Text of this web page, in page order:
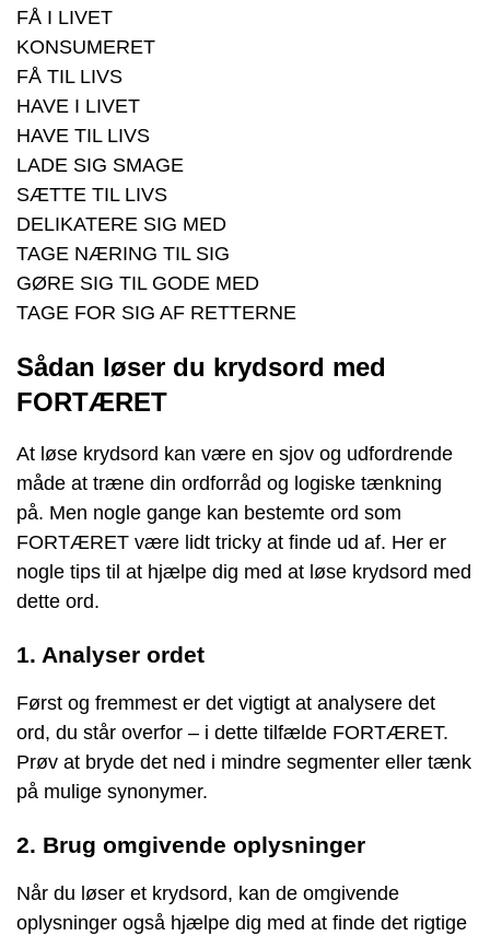
FÅ I LIVET
KONSUMERET
FÅ TIL LIVS
HAVE I LIVET
HAVE TIL LIVS
LADE SIG SMAGE
SÆTTE TIL LIVS
DELIKATERE SIG MED
TAGE NÆRING TIL SIG
GØRE SIG TIL GODE MED
TAGE FOR SIG AF RETTERNE
Sådan løser du krydsord med
FORTÆRET
At løse krydsord kan være en sjov og udfordrende
måde at træne din ordforråd og logiske tænkning
på. Men nogle gange kan bestemte ord som
FORTÆRET være lidt tricky at finde ud af. Her er
nogle tips til at hjælpe dig med at løse krydsord med
dette ord.
1. Analyser ordet
Først og fremmest er det vigtigt at analysere det
ord, du står overfor – i dette tilfælde FORTÆRET.
Prøv at bryde det ned i mindre segmenter eller tænk
på mulige synonymer.
2. Brug omgivende oplysninger
Når du løser et krydsord, kan de omgivende
oplysninger også hjælpe dig med at finde det rigtige